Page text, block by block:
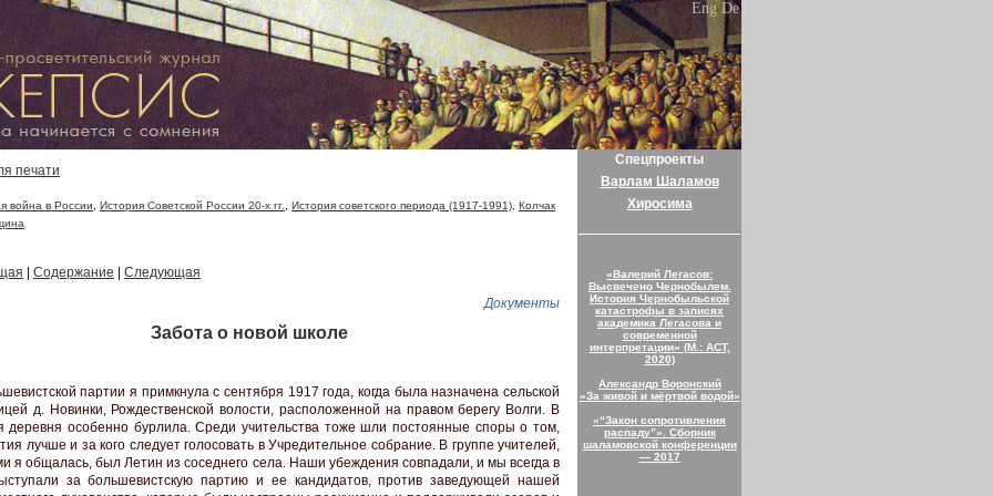
Eng De
печати
война в России История Советской России 20-х гг. История советского периода (1917-1991) Колчак
Содержание
Следующая
Документы
Забота о новой школе
партии я примкнула с сентября 1917 года, когда была назначена сельской
д. Новинки, Рождественской волости, расположенной на правом берегу Волги. В
деревня особенно бурлила. Среди учительства тоже шли постоянные споры о том,
лучше и за кого следует голосовать в Учредительное собрание. В группе учителей,
я общалась, был Летин из соседнего села. Наши убеждения совпадали, и мы всегда в
за большевистскую партию и ее кандидатов, против заведующей нашей
Спецпроекты
Варлам Шаламов
Хиросима
«Валерий Легасов:
Высвечено Чернобылем.
История Чернобыльской
катастрофы в записях
академика Легасова и
современной
интерпретации» (М.: АСТ,
2020)
Александр Воронский
«За живой и мёртвой водой»
«“Закон сопротивления
распаду”». Сборник
шаламовской конференции
— 2017